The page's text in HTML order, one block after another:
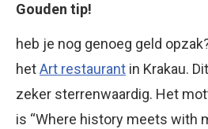
Gouden tip!
heb je nog genoeg geld
hetArt restaurant in Krakau.
zeker sterrenwaardig. Het
is “Where history meets with